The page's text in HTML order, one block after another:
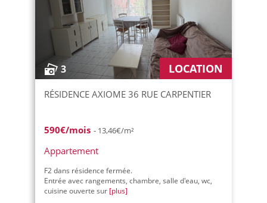
3 LOCATION
RÉSIDENCE AXIOME 36 RUE CARPENTIER
590€/mois - 13,46€/m²
Appartement
F2 dans résidence fermée.
Entrée avec rangements, chambre, salle d'eau, wc,
cuisine ouverte sur [plus]